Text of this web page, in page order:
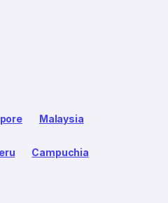
Malaysia
Campuchia